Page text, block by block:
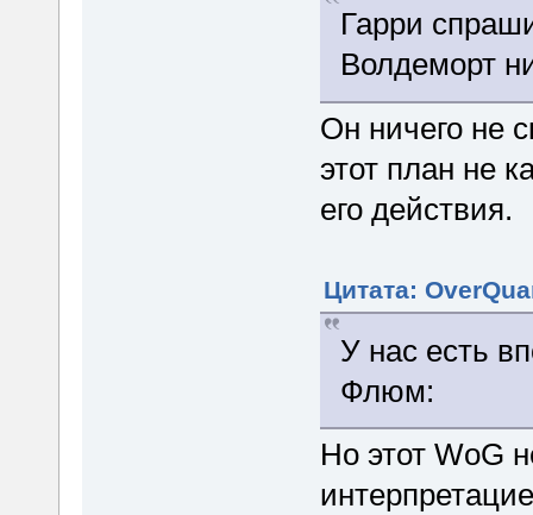
Гарри
Волдеморт
Он ничего не
этот план не
его действия.
Цитата:
У нас есть
Флюм:
Но этот WoG